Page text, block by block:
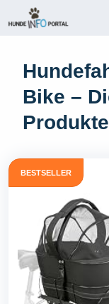
Inhalt
Bike –
BESTSELLER